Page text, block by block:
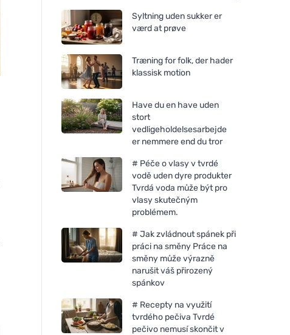
Syltning uden sukker er
værd at prøve
Træning for folk, der hader
klassisk motion
Have du en have uden
stort
vedligeholdelsesarbejde
er nemmere end du tror
# Péče o vlasy v tvrdé
vodě uden dyre produkter
Tvrdá voda může být pro
vlasy skutečným
problémem.
# Jak zvládnout spánek při
práci na směny Práce na
směny může výrazně
narušit váš přirozený
spánkov
# Recepty na využití
tvrdého pečiva Tvrdé
pečivo nemusí skončit v